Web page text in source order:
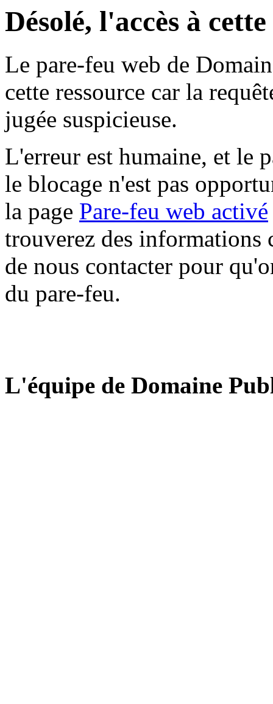
Désolé, l'accès à
Le pare-feu web de
cette ressource car la
jugée suspicieuse.
L'erreur est humaine, et le
le blocage n'est pas
la page Pare-feu web activé
trouverez des informations
de nous contacter pour
du pare-feu.
L'équipe de Domaine